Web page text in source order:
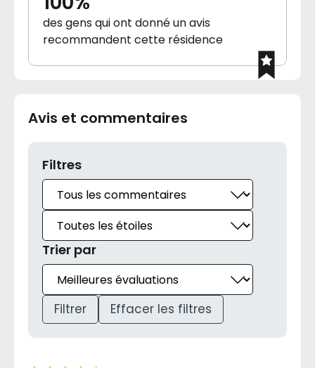
des gens qui ont donné un avis
recommandent cette résidence
Avis et commentaires
Filtres
Trier par
Filtrer Effacer les filtres